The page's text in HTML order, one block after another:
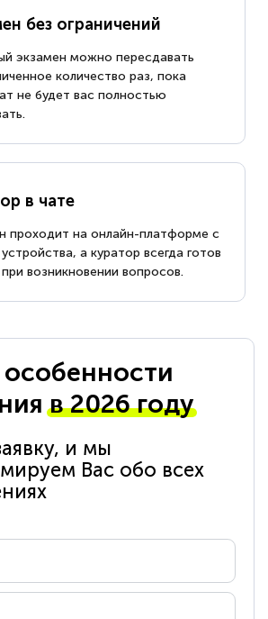
без ограничений
экзамен можно пересдавать
количество раз, пока
не будет вас полностью
в чате
проходит на онлайн-платформе с
а куратор всегда готов
возникновении вопросов.
особенности
в 2026 году
и мы
Вас обо всех